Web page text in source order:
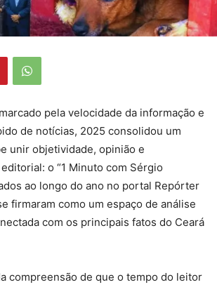
pela velocidade da informação e
de notícias, 2025 consolidou um
unir objetividade, opinião e
o “1 Minuto com Sérgio
ao longo do ano no portal Repórter
firmaram como um espaço de análise
com os principais fatos do Ceará
compreensão de que o tempo do leitor